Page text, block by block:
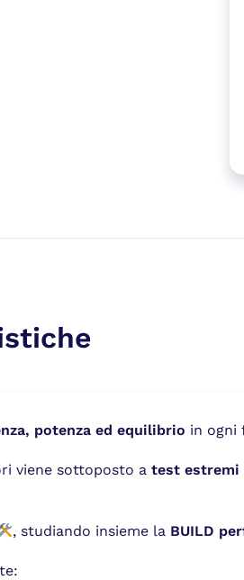
potenza ed equilibrio in ogni
viene sottoposto a test
, studiando insieme la BUILD